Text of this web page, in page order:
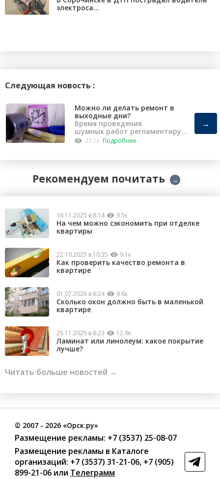
электроса...
Следующая новость :
Можно ли делать ремонт в
выходные дни?
Время проведения
шумных работ регламентирует
«Закон о тишине».
27.1к Подробнее
→
Рекомендуем почитать →
16.11.2025 в 8:14 9.5к
На чем можно сэкономить при отделке
квартиры
22.10.2025 в 10:35 9.1к
Как проверить качество ремонта в
квартире
01.07.2026 в 6:24 9.6к
Сколько окон должно быть в маленькой
квартире
25.11.2025 в 8:23 12.9к
Ламинат или линолеум: какое покрытие
лучше?
Читать больше новостей →
© 2007 - 2026 «Орск.ру»
Размещение рекламы: +7 (3537) 25-08-07
Размещение рекламы в Каталоге
организаций: +7 (3537) 31-21-06, +7 (905)
899-21-06 или Телеграмм